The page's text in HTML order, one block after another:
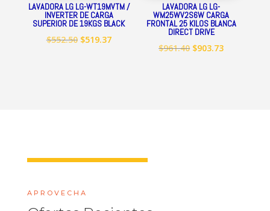
LAVADORA LG LG-WT19MVTM /
INVERTER DE CARGA
SUPERIOR DE 19KGS BLACK
$552.50 El
$519.37El
LAVADORA LG LG-
WM25WV2S6W CARGA
FRONTAL 25 KILOS BLANCA
DIRECT DRIVE
$961.40 El
$903.73El
APROVECHA